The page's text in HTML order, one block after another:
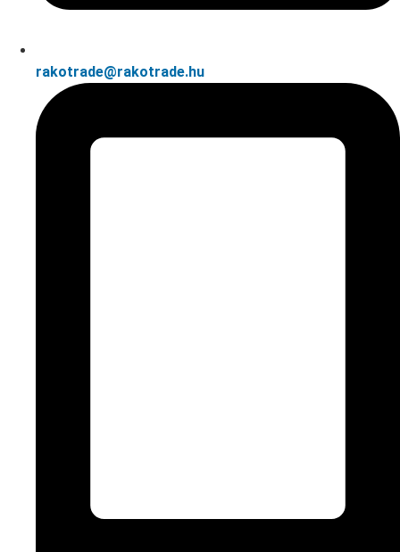
rakotrade@rakotrade.hu